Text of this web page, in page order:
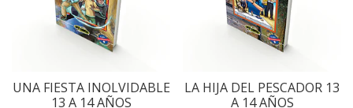
UNA FIESTA INOLVIDABLE
13 A 14 AÑOS
LA HIJA DEL PESCADOR 13
A 14 AÑOS